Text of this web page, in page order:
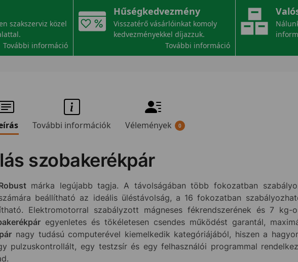
szakszerviz közel
További információ
Hűségkedvezmény
Visszatérő vásárlóinkat komoly
kedvezményekkel díjazzuk.
További információ
További információk Vélemények 0
szobakerékpár
márka legújabb tagja. A távolságában több fokozatban
beállítható az ideális üléstávolság, a 16 fokozatban
Elektromotorral szabályzott mágneses fékrendszerének és 7 kg-
egyenletes és tökéletesen csendes működést garantál,
nagy tudású computerével kiemelkedik kategóriájából, hiszen a
pulzuskontrollált, egy testzsír és egy felhasználói programmal